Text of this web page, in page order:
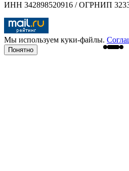
ИНН 342898520916 / ОГРНИП
Мы используем куки-файлы.
Понятно